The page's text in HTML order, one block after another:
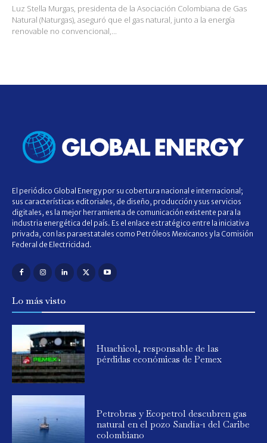
Luz Stella Murgas, presidenta de la Asociación Colombiana de Gas
Natural (Naturgas), aseguró que el gas natural, junto a la energía
renovable no convencional,...
El periódico Global Energy por su cobertura nacional e internacional;
sus características editoriales, de diseño, producción y sus servicios
digitales, es la mejor herramienta de comunicación existente para la
industria energética del país. Es el enlace estratégico entre la iniciativa
privada, con las paraestatales como Petróleos Mexicanos y la Comisión
Federal de Electricidad.
Lo más visto
Huachicol, responsable de las
pérdidas económicas de Pemex
Petrobras y Ecopetrol descubren gas
natural en el pozo Sandía-1 del Caribe
colombiano